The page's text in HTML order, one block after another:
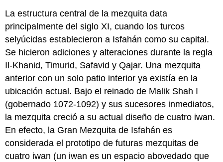
La estructura central de la mezquita data
principalmente del siglo XI, cuando los turcos
selyúcidas establecieron a Isfahán como su capital.
Se hicieron adiciones y alteraciones durante la regla
Il-Khanid, Timurid, Safavid y Qajar. Una mezquita
anterior con un solo patio interior ya existía en la
ubicación actual. Bajo el reinado de Malik Shah I
(gobernado 1072-1092) y sus sucesores inmediatos,
la mezquita creció a su actual diseño de cuatro iwan.
En efecto, la Gran Mezquita de Isfahán es
considerada el prototipo de futuras mezquitas de
cuatro iwan (un iwan es un espacio abovedado que